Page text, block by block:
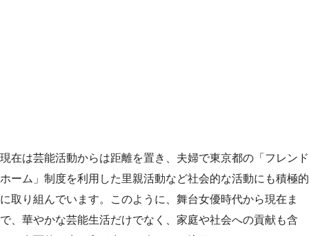
現在は芸能活動からは距離を置き、夫婦で東京都の「フレンド
ホーム」制度を利用した里親活動など社会的な活動にも積極的
に取り組んでいます。このように、舞台女優時代から現在ま
で、華やかな芸能生活だけでなく、家庭や社会への貢献も含